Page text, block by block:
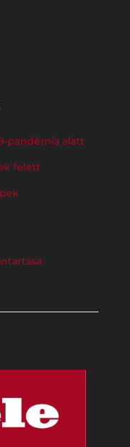
pandémia alatt
felett